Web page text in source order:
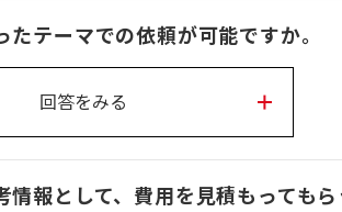
テーマでの依頼が可能ですか。
回答をみる
報として、費用を見積もっても